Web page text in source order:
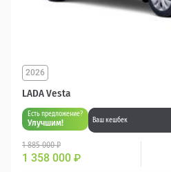
LADA Vesta
2026
Есть предложение?
Улучшим! Ваш кешбек
1 885 000 ₽
1 358 000 ₽